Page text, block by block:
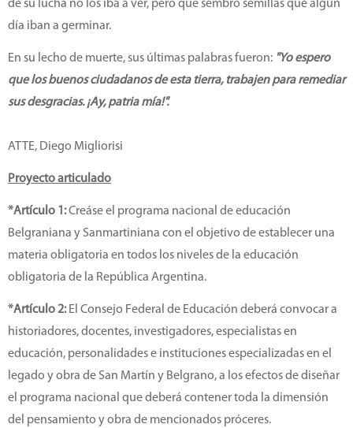
de su lucha no los iba a ver, pero que sembró semillas que algún
día iban a germinar.
En su lecho de muerte, sus últimas palabras fueron: "Yo espero
que los buenos ciudadanos de esta tierra, trabajen para remediar
sus desgracias. ¡Ay, patria mía!".
ATTE, Diego Migliorisi
Proyecto articulado
*Artículo 1:Creáse el programa nacional de educación
Belgraniana y Sanmartiniana con el objetivo de establecer una
materia obligatoria en todos los niveles de la educación
obligatoria de la República Argentina.
*Artículo 2:El Consejo Federal de Educación deberá convocar a
historiadores, docentes, investigadores, especialistas en
educación, personalidades e instituciones especializadas en el
legado y obra de San Martín y Belgrano, a los efectos de diseñar
el programa nacional que deberá contener toda la dimensión
del pensamiento y obra de mencionados próceres.